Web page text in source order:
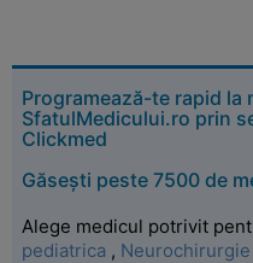
Programează-te rapid la
SfatulMedicului.ro prin
Clickmed
Găsești peste 7500 de
Alege medicul potrivit
pediatrica , Neurochirurgie